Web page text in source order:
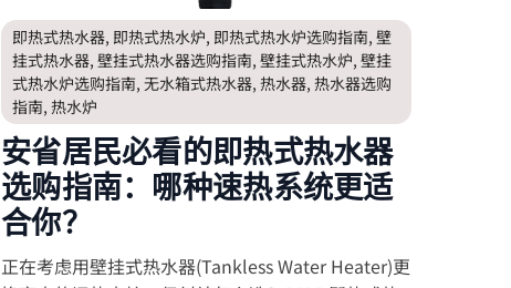
即热式热水器, 即热式热水炉, 即热式热水炉选购指南,壁
挂式热水器,壁挂式热水器选购指南,壁挂式热水炉,壁挂
式热水炉选购指南,无水箱式热水器,热水器,热水器选购
指南,热水炉
安省居民必看的即热式热水器
选购指南：哪种速热系统更适
合你？
正在考虑用壁挂式热水器(Tankless Water Heater)更